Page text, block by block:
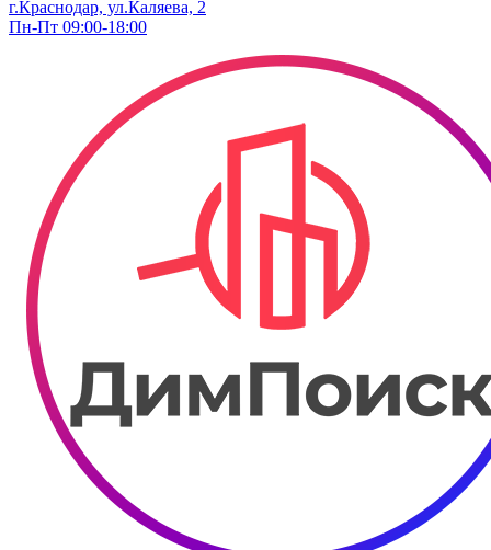
г.Краснодар, ул.Каляева, 2
Пн-Пт 09:00-18:00